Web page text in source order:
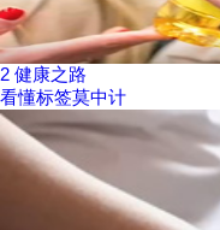
2 健康之路
看懂标签莫中计